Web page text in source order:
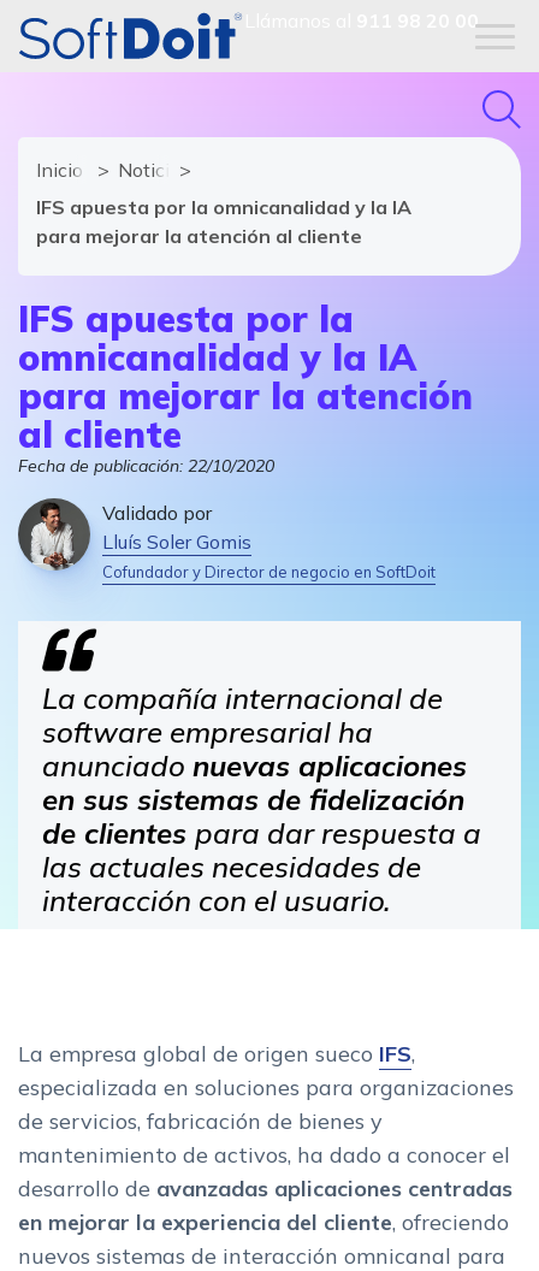
911 98 20 00
Inicio
Noticias de software y TIC
IFS apuesta por la omnicanalidad y la IA
para mejorar la atención al cliente
IFS apuesta por la
omnicanalidad y la IA
para mejorar la atención
al cliente
Fecha de publicación: 22/10/2020
Validado por
Lluís Soler Gomis
Cofundador y Director de negocio en SoftDoit
La compañía internacional de
software empresarial ha
anunciado nuevas aplicaciones
en sus sistemas de fidelización
de clientes para dar respuesta a
las actuales necesidades de
interacción con el usuario.
La empresa global de origen sueco IFS,
especializada en soluciones para organizaciones
de servicios, fabricación de bienes y
mantenimiento de activos, ha dado a conocer el
desarrollo de avanzadas aplicaciones centradas
en mejorar la experiencia del cliente, ofreciendo
nuevos sistemas de interacción omnicanal para